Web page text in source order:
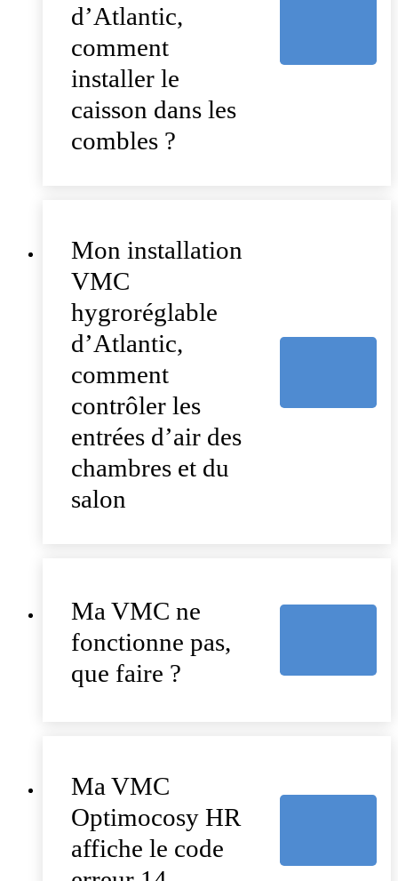
d’Atlantic,
comment
installer le
caisson dans les
combles ?
Mon installation
VMC
hygroréglable
d’Atlantic,
comment
contrôler les
entrées d’air des
chambres et du
salon
Ma VMC ne
fonctionne pas,
que faire ?
Ma VMC
Optimocosy HR
affiche le code